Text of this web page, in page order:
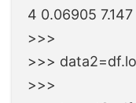
4 0.06905 7.147
>>>
>>>
>>>